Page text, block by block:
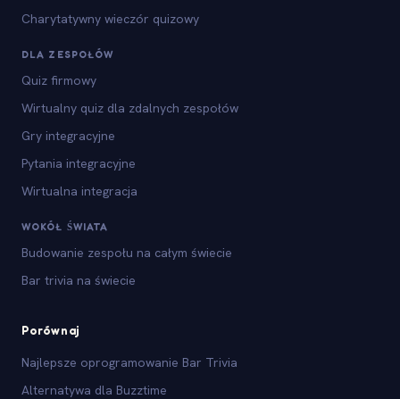
Charytatywny wieczór quizowy
DLA ZESPOŁÓW
Quiz firmowy
Wirtualny quiz dla zdalnych zespołów
Gry integracyjne
Pytania integracyjne
Wirtualna integracja
WOKÓŁ ŚWIATA
Budowanie zespołu na całym świecie
Bar trivia na świecie
Porównaj
Najlepsze oprogramowanie Bar Trivia
Alternatywa dla Buzztime